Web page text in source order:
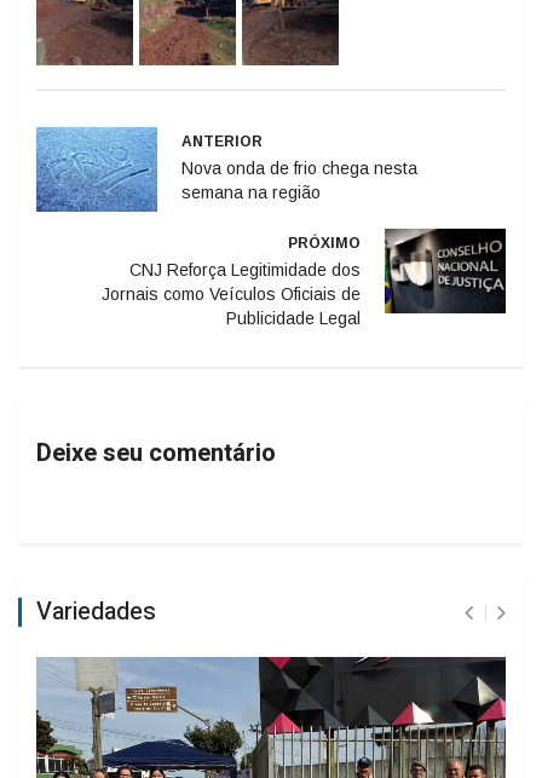
ANTERIOR
Nova onda de frio chega nesta
semana na região
PRÓXIMO
CNJ Reforça Legitimidade dos
Jornais como Veículos Oficiais de
Publicidade Legal
Deixe seu comentário
Variedades